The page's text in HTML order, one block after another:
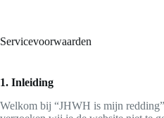
Servicevoorwaarden
1. Inleiding
Welkom bij “JHWH is mijn